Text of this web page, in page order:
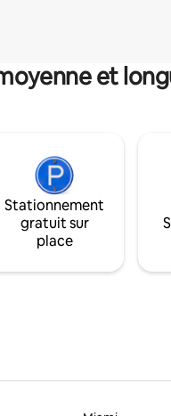
et
Stationnement
gratuit sur
place